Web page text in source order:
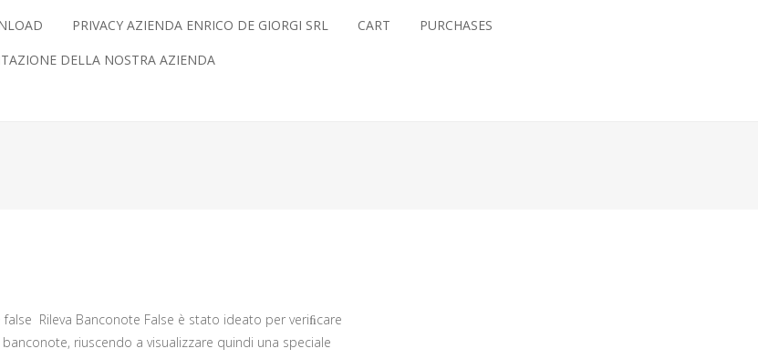
PRIVACY AZIENDA ENRICO DE GIORGI SRL CART
PURCHASES
DELLA NOSTRA AZIENDA
false Rileva Banconote False è stato ideato per veriﬁcare
riuscendo a visualizzare quindi una speciale